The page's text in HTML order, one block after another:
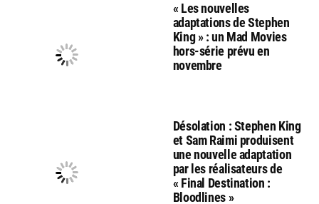
« Les nouvelles
adaptations de Stephen
King » : un Mad Movies
hors-série prévu en
novembre
Désolation : Stephen King
et Sam Raimi produisent
une nouvelle adaptation
par les réalisateurs de
« Final Destination :
Bloodlines »